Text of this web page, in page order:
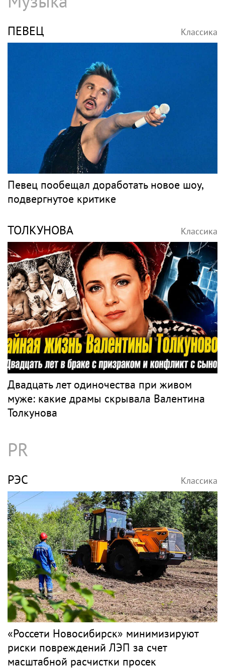
ПЕВЕЦ Классика
Певец пообещал доработать новое шоу,
подвергнутое критике
ТОЛКУНОВА Классика
Двадцать лет одиночества при живом
муже: какие драмы скрывала Валентина
Толкунова
PR
РЭС Классика
«Россети Новосибирск» минимизируют
риски повреждений ЛЭП за счет
масштабной расчистки просек